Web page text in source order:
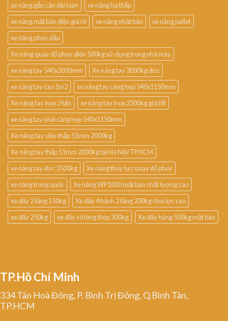
xe nâng gắn cân đài loan
xe nâng hạ thấp
xe nâng mặt bàn điện giá rẻ
xe nâng nhật bản
xe nâng pallet
xe nâng phuy dầu
Xe nâng quay đổ phuy điện 500kg sử dụng trong nhà máy
xe nâng tay 540x2000mm
Xe nâng tay 3000kg đức
xe nâng tay cao 1m2
xe nâng tay càng hẹp 540x1150mm
Xe nâng tay inox 2 tấn
xe nâng tay inox 2500kg giá tốt
xe nâng tay niuli càng hẹp 540x1150mm
Xe nâng tay siêu thấp 51mm 2000kg
Xe nâng tay thấp 51mm 2000kg tại Hà Nội/TP.HCM
xe nâng tay đức 3500kg
Xe nâng thủy lực quay đổ phuy
xe nâng trung quốc
Xe nâng WP1000 mặt bàn chất lượng cao
xe đẩy 2 tầng 150kg
Xe đẩy 4 bánh 2 tầng 200kg chịu lực cao
xe đẩy 250kg
xe đẩy có lòng thép 300kg Xe đẩy hàng 500kg mặt bàn
TP.Hồ Chí Minh
334 Tân Hoà Đông, P. Bình Trị Đông, Q.Bình Tân,
TP.HCM